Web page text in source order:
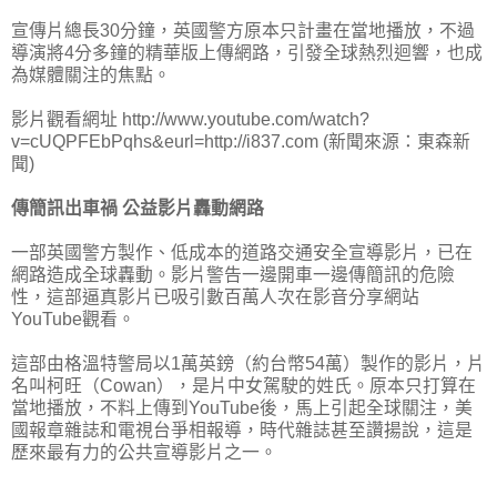
宣傳片總長30分鐘，英國警方原本只計畫在當地播放，不過
導演將4分多鐘的精華版上傳網路，引發全球熱烈迴響，也成
為媒體關注的焦點。
影片觀看網址 http://www.youtube.com/watch?
v=cUQPFEbPqhs&eurl=http://i837.com (新聞來源：東森新
聞)
傳簡訊出車禍 公益影片轟動網路
一部英國警方製作、低成本的道路交通安全宣導影片，已在
網路造成全球轟動。影片警告一邊開車一邊傳簡訊的危險
性，這部逼真影片已吸引數百萬人次在影音分享網站
YouTube觀看。
這部由格溫特警局以1萬英鎊（約台幣54萬）製作的影片，片
名叫柯旺（Cowan），是片中女駕駛的姓氏。原本只打算在
當地播放，不料上傳到YouTube後，馬上引起全球關注，美
國報章雜誌和電視台爭相報導，時代雜誌甚至讚揚說，這是
歷來最有力的公共宣導影片之一。